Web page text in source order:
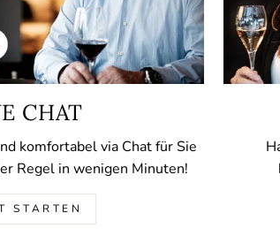
CHAT
komfortabel via Chat für Sie
Regel in wenigen Minuten!
STARTEN